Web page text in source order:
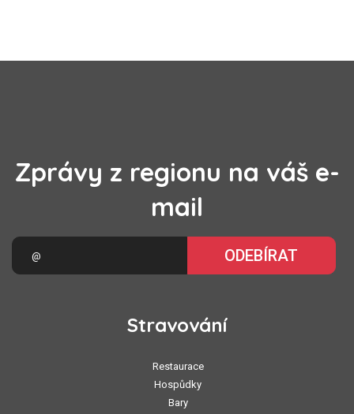
Zprávy z regionu na váš e-
mail
ODEBÍRAT
Stravování
Restaurace
Hospůdky
Bary